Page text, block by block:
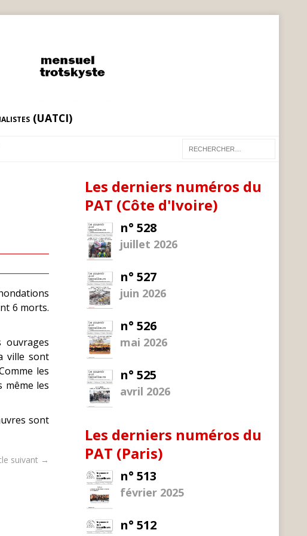
(UATCI)
6 morts.
ville sont
les
les
sont
suivant →
Les derniers numéros du
PAT (Côte d'Ivoire)
n° 528
juillet 2026
n° 527
juin 2026
n° 526
mai 2026
n° 525
avril 2026
Les derniers numéros du
PAT (Paris)
n° 513
février 2025
n° 512